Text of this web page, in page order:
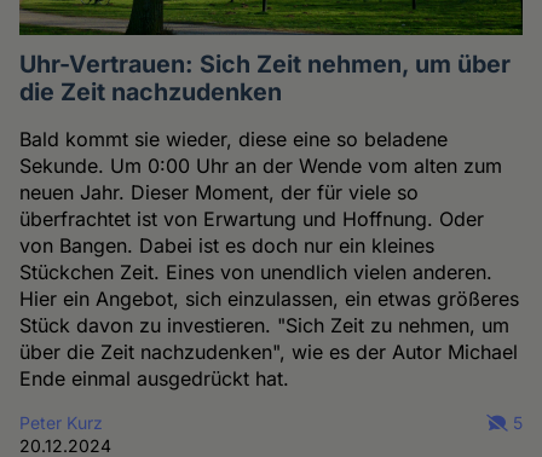
Uhr-Vertrauen: Sich Zeit nehmen, um über
die Zeit nachzudenken
Bald kommt sie wieder, diese eine so beladene
Sekunde. Um 0:00 Uhr an der Wende vom alten zum
neuen Jahr. Dieser Moment, der für viele so
überfrachtet ist von Erwartung und Hoffnung. Oder
von Bangen. Dabei ist es doch nur ein kleines
Stückchen Zeit. Eines von unendlich vielen anderen.
Hier ein Angebot, sich einzulassen, ein etwas größeres
Stück davon zu investieren. "Sich Zeit zu nehmen, um
über die Zeit nachzudenken", wie es der Autor Michael
Ende einmal ausgedrückt hat.
Peter Kurz
20.12.2024
5